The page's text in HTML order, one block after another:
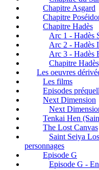
Chapitre Asgard
Chapitre
Chapitre Hadès
Arc 1 - Hadès
Arc 2 - Hadès
Arc 3 - Hadès
Chapitre
Les oeuvres
Les films
Episodes
Next Dimension
Next
Tenkai Hen
The Lost Canvas
Saint Seiya
personnages
Episode G
Episode G -